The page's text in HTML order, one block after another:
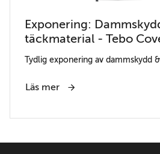
Exponering:
täckmaterial - Tebo
Tydlig exponering av dammskydd
Läs mer